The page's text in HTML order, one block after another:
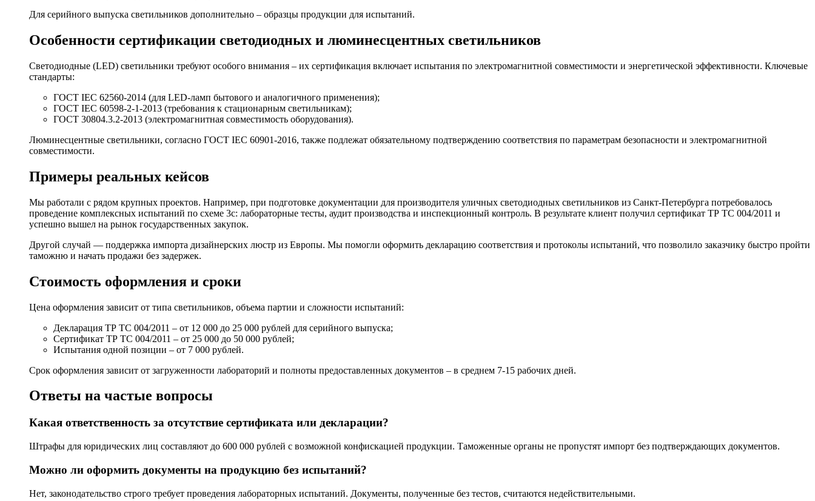
Для серийного выпуска светильников дополнительно – образцы продукции для испытаний.
Особенности сертификации светодиодных и люминесцентных светильников
Светодиодные (LED) светильники требуют особого внимания – их сертификация включает испытания по электромагнитной совместимости и энергетической эффективности. Ключевые
стандарты:
ГОСТ IEC 62560-2014 (для LED-ламп бытового и аналогичного применения);
ГОСТ IEC 60598-2-1-2013 (требования к стационарным светильникам);
ГОСТ 30804.3.2-2013 (электромагнитная совместимость оборудования).
Люминесцентные светильники, согласно ГОСТ IEC 60901-2016, также подлежат обязательному подтверждению соответствия по параметрам безопасности и электромагнитной
совместимости.
Примеры реальных кейсов
Мы работали с рядом крупных проектов. Например, при подготовке документации для производителя уличных светодиодных светильников из Санкт-Петербурга потребовалось
проведение комплексных испытаний по схеме 3с: лабораторные тесты, аудит производства и инспекционный контроль. В результате клиент получил сертификат ТР ТС 004/2011 и
успешно вышел на рынок государственных закупок.
Другой случай — поддержка импорта дизайнерских люстр из Европы. Мы помогли оформить декларацию соответствия и протоколы испытаний, что позволило заказчику быстро пройти
таможню и начать продажи без задержек.
Стоимость оформления и сроки
Цена оформления зависит от типа светильников, объема партии и сложности испытаний:
Декларация ТР ТС 004/2011 – от 12 000 до 25 000 рублей для серийного выпуска;
Сертификат ТР ТС 004/2011 – от 25 000 до 50 000 рублей;
Испытания одной позиции – от 7 000 рублей.
Срок оформления зависит от загруженности лабораторий и полноты предоставленных документов – в среднем 7-15 рабочих дней.
Ответы на частые вопросы
Какая ответственность за отсутствие сертификата или декларации?
Штрафы для юридических лиц составляют до 600 000 рублей с возможной конфискацией продукции. Таможенные органы не пропустят импорт без подтверждающих документов.
Можно ли оформить документы на продукцию без испытаний?
Нет, законодательство строго требует проведения лабораторных испытаний. Документы, полученные без тестов, считаются недействительными.